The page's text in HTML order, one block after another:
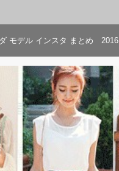
モデル インスタ まとめ 2016